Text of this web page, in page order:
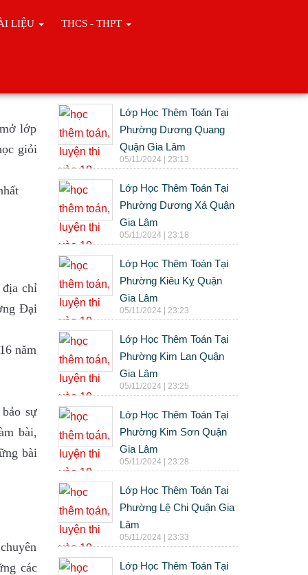
LIỆU THCS - THPT
lớp
giỏi
chỉ
Đại
năm
sự
bài,
bài
các
Lớp Học Thêm Toán Tại
Phường Dương Quang
Quận Gia Lâm
05/11/2024 | 23:13
Lớp Học Thêm Toán Tại
Phường Dương Xá Quận
Gia Lâm
05/11/2024 | 23:18
Lớp Học Thêm Toán Tại
Phường Kiêu Kỵ Quận
Gia Lâm
05/11/2024 | 23:23
Lớp Học Thêm Toán Tại
Phường Kim Lan Quận
Gia Lâm
05/11/2024 | 23:25
Lớp Học Thêm Toán Tại
Phường Kim Sơn Quận
Gia Lâm
05/11/2024 | 23:28
Lớp Học Thêm Toán Tại
Phường Lệ Chi Quận Gia
Lâm
05/11/2024 | 23:33
Lớp Học Thêm Toán Tại